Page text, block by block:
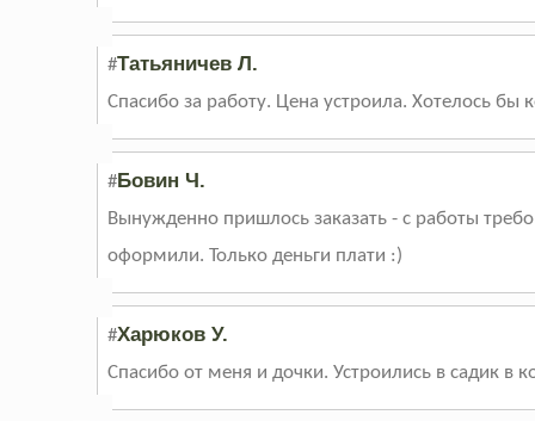
#Татьяничев Л.
Спасибо за работу. Цена устроила. Хотелось
#Бовин Ч.
Вынужденно пришлось заказать - с работы
оформили. Только деньги плати :)
#Харюков У.
Спасибо от меня и дочки. Устроились в садик в